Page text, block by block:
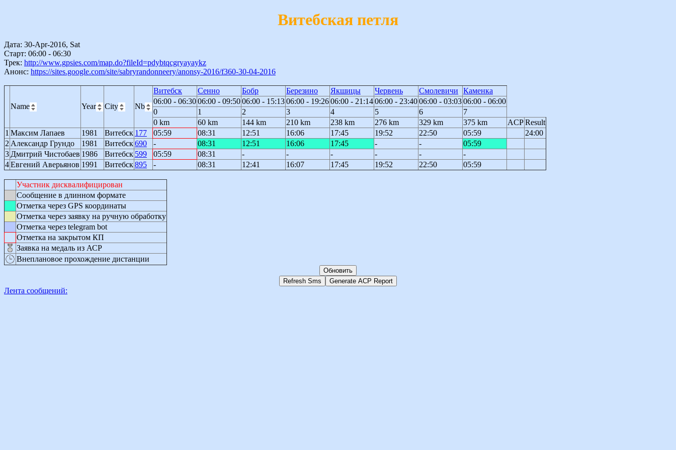
Витебская петля
Дата: 30-Apr-2016, Sat
Старт: 06:00 - 06:30
Трек: http://www.gpsies.com/map.do?fileId=pdybtqcgryayaykz
Анонс: https://sites.google.com/site/sabryrandonneery/anonsy-2016/f360-30-04-2016
Name Year City Nb
Витебск Сенно Бобр Березино Якшицы Червень Смолевичи
Каменка
06:00 - 06:3006:00 - 09:5006:00 - 15:1306:00 - 19:2606:00 - 21:1406:00 - 23:4006:00 - 03:0306:00 - 06:00
0
1 2 3 4 5 6
7
0 km
60 km 144 km 210 km 238 km 276 km 329 km 375 km ACPResult
1 Максим Лапаев 1981 Витебск 177 05:59 08:31 12:51 16:06 17:45 19:52 22:50 05:59
24:00
2 Александр Грундо 1981 Витебск690 - 08:31 12:51 16:06 17:45 - -
05:59
3 Дмитрий Чистобаев 1986 Витебск 599 05:59 08:31 - - - - -
-
4Евгений Аверьянов 1991 Витебск895 - 08:31 12:41 16:07 17:45 19:52 22:50 05:59
Участник дисквалифицирован
Сообщение в длинном формате
Отметка через GPS координаты
Отметка через заявку на ручную обработку
Отметка через telegram bot
Отметка на закрытом КП
Заявка на медаль из АСР
Внеплановое прохождение дистанции
Лента сообщений: